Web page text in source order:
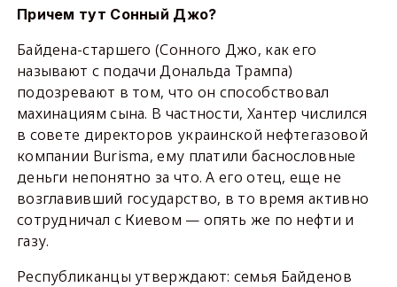
Причем тут Сонный Джо?
Байдена-старшего (Сонного Джо, как его
называют с подачи Дональда Трампа)
подозревают в том, что он способствовал
махинациям сына. В частности, Хантер числился
в совете директоров украинской нефтегазовой
компании Burisma, ему платили баснословные
деньги непонятно за что. А его отец, еще не
возглавивший государство, в то время активно
сотрудничал с Киевом — опять же по нефти и
газу.
Республиканцы утверждают: семья Байденов